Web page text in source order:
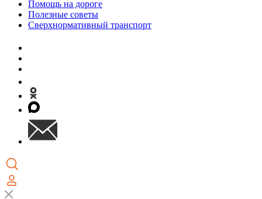
Помощь на дороге
Полезные советы
Сверхнормативный транспорт